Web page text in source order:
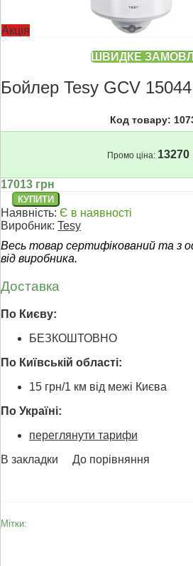
Акція
ШВИДКЕ
Бойлер Tesy GCV
Код товару:
Промо ціна: 13270
17013 грн
Наявність: Є в наявності
Виробник: Tesy
Весь товар сертифікований та з
від виробника.
Доставка
По Києву:
БЕЗКОШТОВНО
По Київській області:
15 грн/1 км від межі Києва
По Україні:
переглянути тарифи
В закладки
До порівняння
Мітки: